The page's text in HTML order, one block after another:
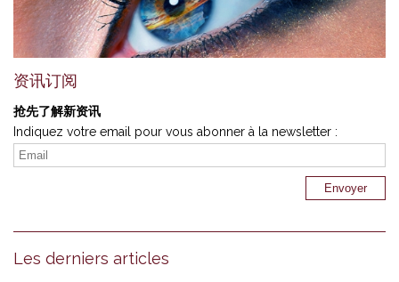
资讯订阅
抢先了解新资讯
Indiquez votre email pour vous abonner à la newsletter :
Les derniers articles